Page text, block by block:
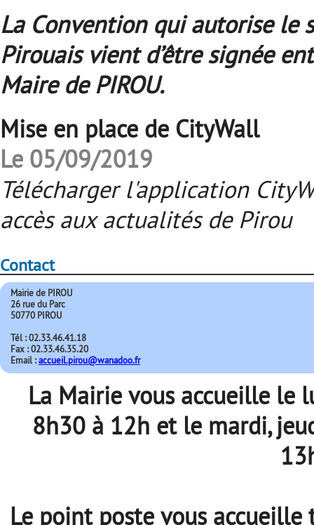
La Convention qui autorise le
Pirouais vient d’être signée
Maire de PIROU.
Mise en place de CityWall
Le 05/09/2019
Télécharger l'application
accès aux actualités de Pirou
Contact
Mairie de PIROU
26 rue du Parc
50770 PIROU
Tél : 02.33.46.41.18
Fax : 02.33.46.35.20
Email :accueil.pirou@wanadoo.fr
La Mairie vous accueille le
8h30 à 12h et le mardi,
Le point poste vous